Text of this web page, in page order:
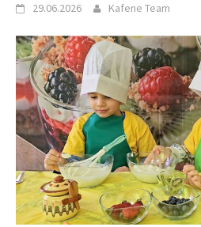
29.06.2026 Kafene Team